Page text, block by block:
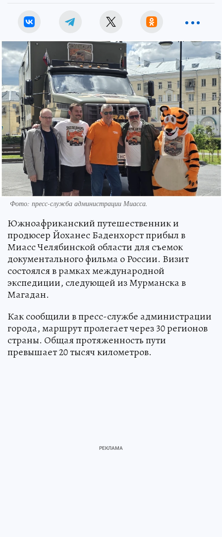
Фото: пресс-служба администрации Миасса.
Южноафриканский путешественник и
продюсер Йоханес Баденхорст прибыл в
Миасс Челябинской области для съемок
документального фильма о России. Визит
состоялся в рамках международной
экспедиции, следующей из Мурманска в
Магадан.
Как сообщили в пресс-службе администрации
города, маршрут пролегает через 30 регионов
страны. Общая протяженность пути
превышает 20 тысяч километров.